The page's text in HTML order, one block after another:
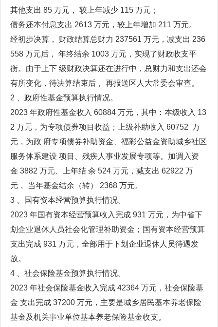
其他支出 85 万元， 较上年减少 115 万元；
债务还本付息支出 2613 万元，较上年增加 211 万元。
经初步决算， 财政结算总财力 237561 万元，减支出 236
558 万元后， 年终结余 1003 万元，实现了财政收支平
衡。由于上下 级财政决算还在进行中，总财力和支出还会
有所变化，待决算结束后， 再报送区人大常委会审查。
2 、政府性基金预算执行情况。
2023 年政府性基金收入 60884 万元，其中：本级收入 13
2 万元，为专项债券项目收益；上级补助收入 60752 万
元，为政 府专项债券补助资金、福彩公益金资助城乡社区
服务体系建设 项目、残疾人事业发展专项等。加调入资
金 3882 万元、上年结 余 524 万元，减支出 62922 万
元， 当年基金结余（转） 2368 万元。
3 、国有资本经营预算执行情况。
2023 年国有资本经营预算收入完成 931 万元，为中省下
划企业退休人员社会化管理补助资金；国有资本经营预算
支出完成 931 万元，全部用于下划企业退休人员待遇发
放。
4 、社会保险基金预算执行情况。
2023 年社会保险基金收入完成 42364 万元，社会保险基
金 支出完成 37200 万元，主要是城乡居民基本养老保险
基金及机关事业单位基本养老保险基金收支。